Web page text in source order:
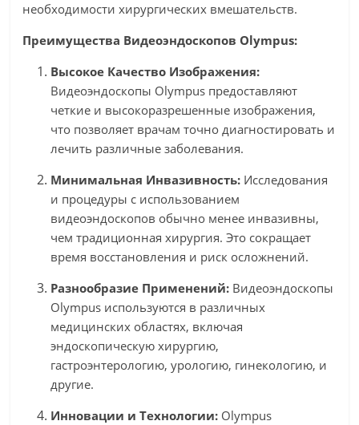
необходимости хирургических вмешательств.
Преимущества Видеоэндоскопов Olympus:
Высокое Качество Изображения:
Видеоэндоскопы Olympus предоставляют
четкие и высокоразрешенные изображения,
что позволяет врачам точно диагностировать и
лечить различные заболевания.
Минимальная Инвазивность: Исследования
и процедуры с использованием
видеоэндоскопов обычно менее инвазивны,
чем традиционная хирургия. Это сокращает
время восстановления и риск осложнений.
Разнообразие Применений: Видеоэндоскопы
Olympus используются в различных
медицинских областях, включая
эндоскопическую хирургию,
гастроэнтерологию, урологию, гинекологию, и
другие.
Инновации и Технологии: Olympus